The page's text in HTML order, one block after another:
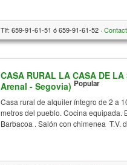
Tlf: 659-91-61-51 ó 659-91-61-52 ·
CASA RURAL LA CASA DE
Arenal - Segovia) Popular
Casa rural de alquiler íntegro de 2 a
metros del pueblo. Cocina equipada.
Barbacoa . Salón con chimenea T.V.